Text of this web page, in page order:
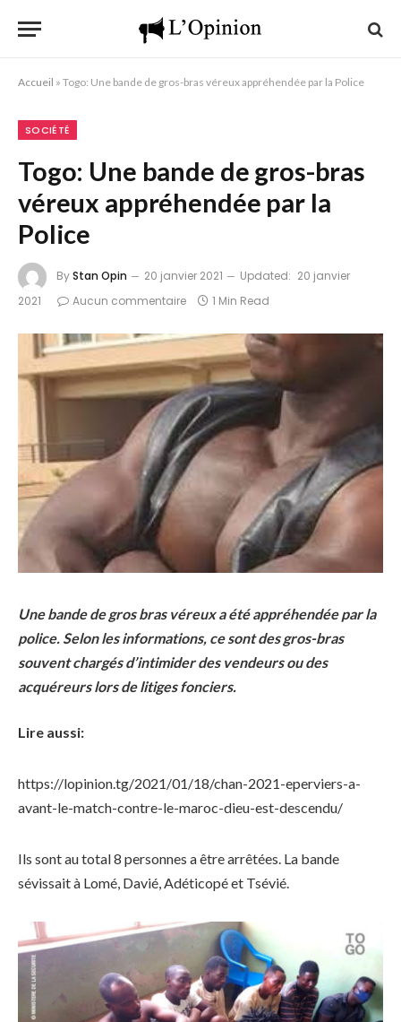
Accueil » Togo: Une bande de gros-bras véreux appréhendée par la Police
SOCIÉTÉ
Togo: Une bande de gros-bras
véreux appréhendée par la
Police
ByStan Opin 20 janvier 2021 Updated: 20 janvier
2021
Aucun commentaire 1 Min Read
Une bande de gros bras véreux a été appréhendée par la
police. Selon les informations, ce sont des gros-bras
souvent chargés d’intimider des vendeurs ou des
acquéreurs lors de litiges fonciers.
Lire aussi:
https://lopinion.tg/2021/01/18/chan-2021-eperviers-a-
avant-le-match-contre-le-maroc-dieu-est-descendu/
Ils sont au total 8 personnes a être arrêtées. La bande
sévissait à Lomé, Davié, Adéticopé et Tsévié.